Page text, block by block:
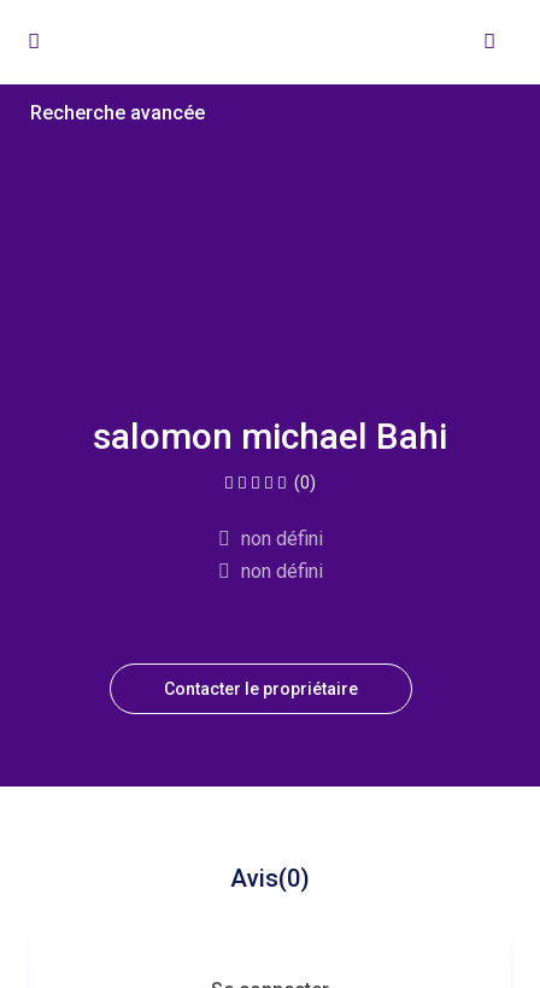
Recherche avancée
salomon michael Bahi
(0)
non défini
non défini
Contacter le propriétaire
Avis(0)